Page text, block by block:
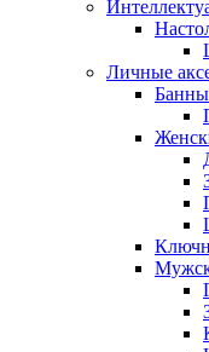
Личные